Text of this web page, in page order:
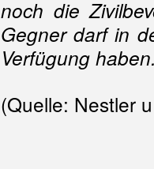
noch die
Gegner darf in
Verfügung
(Quelle: Nestler